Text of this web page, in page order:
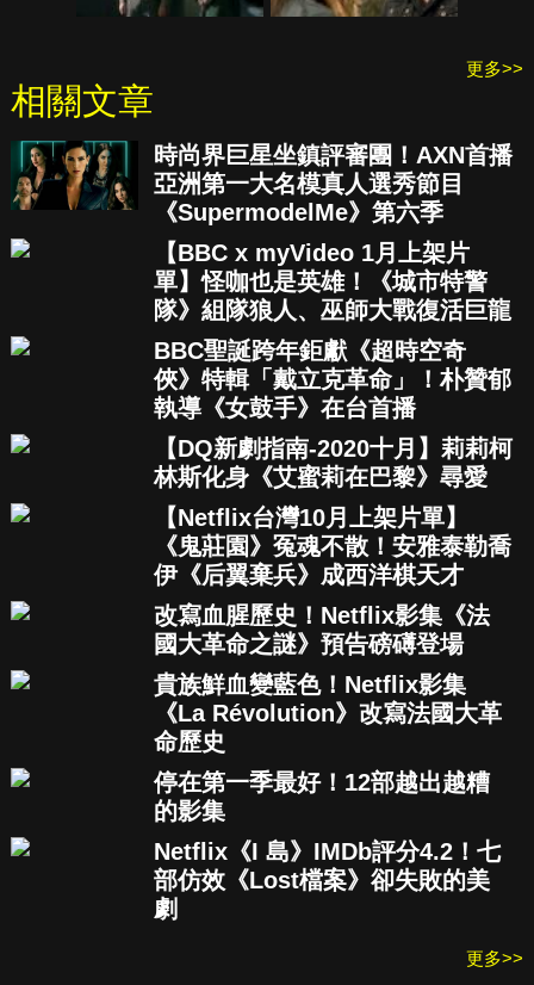
更多>>
相關文章
時尚界巨星坐鎮評審團！AXN首播
亞洲第一大名模真人選秀節目
《SupermodelMe》第六季
【BBC x myVideo 1月上架片
單】怪咖也是英雄！《城市特警
隊》組隊狼人、巫師大戰復活巨龍
BBC聖誕跨年鉅獻《超時空奇
俠》特輯「戴立克革命」！朴贊郁
執導《女鼓手》在台首播
【DQ新劇指南-2020十月】莉莉柯
林斯化身《艾蜜莉在巴黎》尋愛
【Netflix台灣10月上架片單】
《鬼莊園》冤魂不散！安雅泰勒喬
伊《后翼棄兵》成西洋棋天才
改寫血腥歷史！Netflix影集《法
國大革命之謎》預告磅礡登場
貴族鮮血變藍色！Netflix影集
《La Révolution》改寫法國大革
命歷史
停在第一季最好！12部越出越糟
的影集
Netflix《I 島》IMDb評分4.2！七
部仿效《Lost檔案》卻失敗的美
劇
更多>>